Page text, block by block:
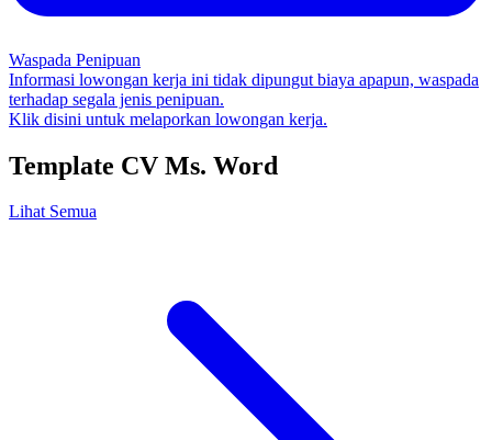
Waspada Penipuan
Informasi lowongan kerja ini tidak dipungut biaya apapun, waspada
terhadap segala jenis penipuan.
Klik disini untuk melaporkan lowongan kerja.
Template CV Ms. Word
Lihat Semua